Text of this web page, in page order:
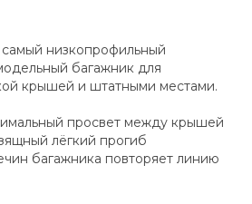
самый низкопрофильный
багажник для
крышей и штатными местами.
просвет между крышей
лёгкий прогиб
багажника повторяет линию